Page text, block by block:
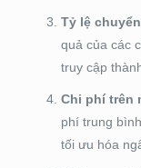
Tỷ lệ
quả của các
truy cập
Chi phí trên
phí trung
tối ưu hóa